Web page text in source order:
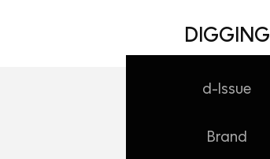
DIGGING
d-Issue
Brand
DIGGING/Trend